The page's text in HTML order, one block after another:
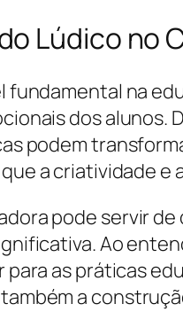
Lúdico no
fundamental na
dos alunos.
podem
a criatividade
pode servir
Ao
as práticas
a